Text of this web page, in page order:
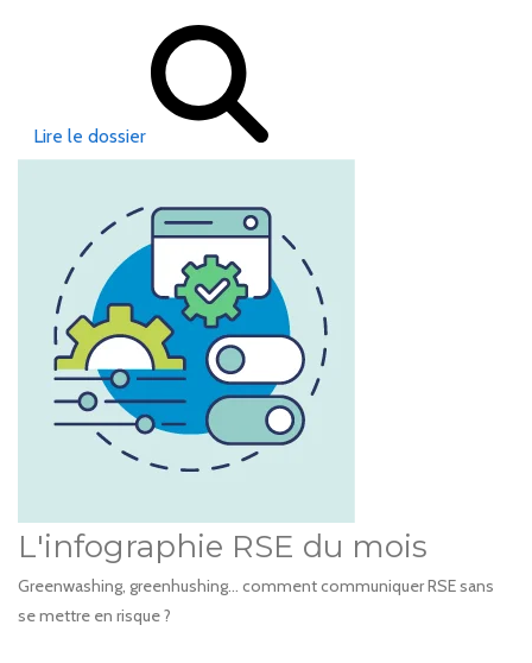
Lire le dossier
L'infographie RSE du mois
Greenwashing, greenhushing… comment communiquer RSE sans
se mettre en risque ?